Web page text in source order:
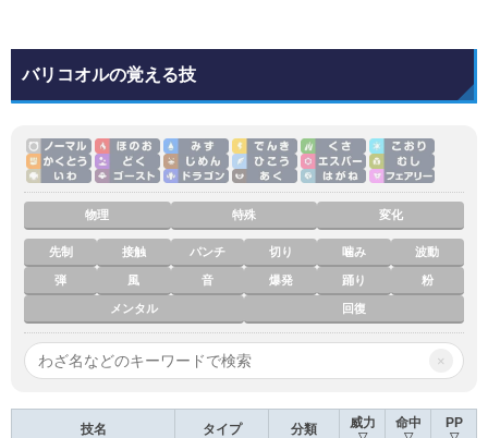
バリコオルの覚える技
物理 特殊 変化
先制 接触 パンチ 切り 噛み 波動
弾 風 音 爆発 踊り 粉
メンタル 回復
×
技名 タイプ 分類 威力 命中 PP